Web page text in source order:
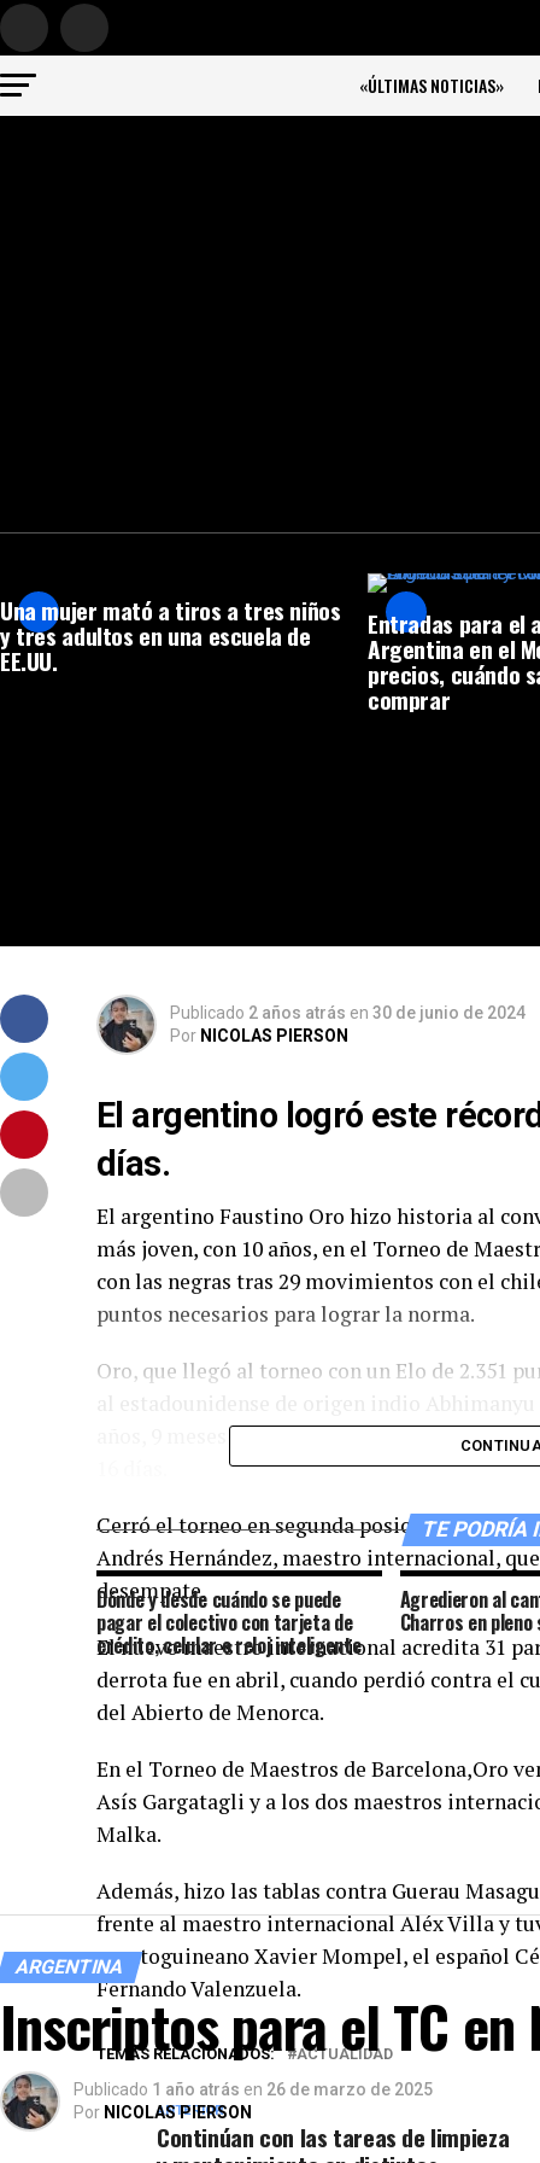
«ÚLTIMAS NOTICIAS»
Una mujer mató a tiros a tres niños
y tres adultos en una escuela de
EE.UU.
Entradas para el
Argentina en el
precios, cuándo
comprar
Publicado 2 años atrás en 30 de junio de 2024
Por NICOLAS PIERSON
El argentino logró este
días.
El argentino Faustino Oro hizo historia al
más joven, con 10 años, en el Torneo de
con las negras tras 29 movimientos con el
puntos necesarios para lograr la norma.
Oro, que llegó al torneo con un Elo de 2.351
años, 9 meses y 3 días en el Madrid Chess
Cerró el torneo en segunda posición,
Andrés Hernández, maestro internacional,
desempate.
El nuevo maestro internacional acredita 31
derrota fue en abril, cuando perdió contra el
del Abierto de Menorca.
En el Torneo de Maestros de Barcelona,Oro
Asís Gargatagli y a los dos maestros
Malka.
Además, hizo las tablas contra Guerau
frente al maestro internacional Aléx Villa y
ecuatoguineano Xavier Mompel, el español
Fernando Valenzuela.
TEMAS RELACIONADOS: ACTUALIDAD
ANTERIOR
Continúan con las tareas de limpieza
TE PODRÍA
Dónde y desde cuándo se puede
pagar el colectivo con tarjeta de
crédito, celular o reloj inteligente
Agredieron al
Charros en pleno
ARGENTINA
Inscriptos para el TC en
Publicado 1 año atrás en 26 de marzo de 2025
Por NICOLAS PIERSON